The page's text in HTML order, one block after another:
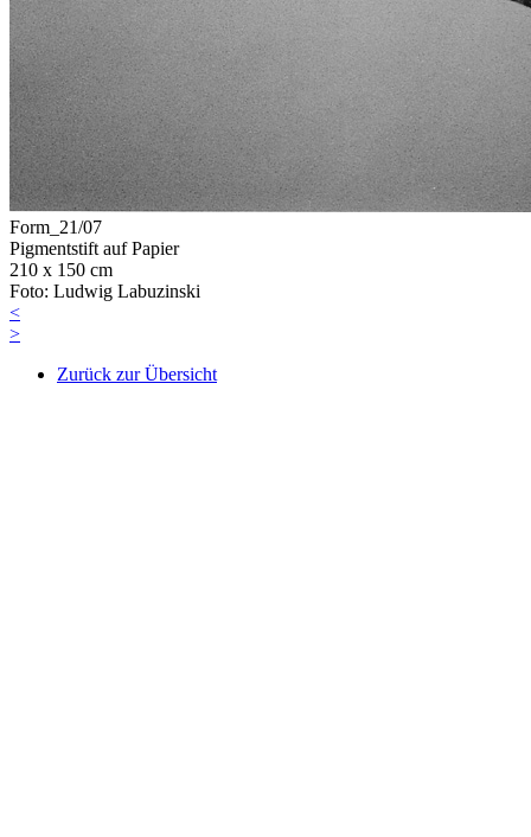
Form_21/07
Pigmentstift auf Papier
210 x 150 cm
Foto: Ludwig Labuzinski
<
>
Zurück zur Übersicht